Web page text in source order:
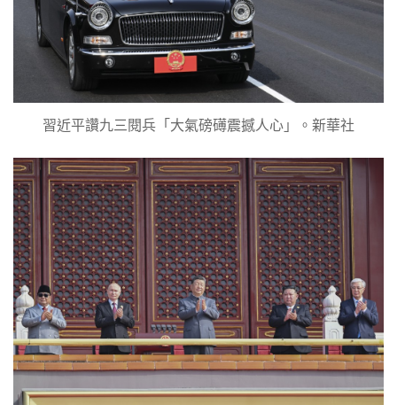
習近平讚九三閱兵「大氣磅礡震撼人心」。新華社